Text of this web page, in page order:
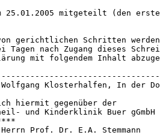
25.01.2005 mitgeteilt (den
von gerichtlichen Schritten
Tagen nach Zugang dieses
mit folgendem Inhalt
Klosterhalfen, In der
hiermit gegenüber der
und Kinderklinik Buer gGmbH
Prof. Dr. E.A. Stemmann